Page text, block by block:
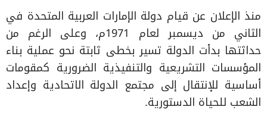
منذ الإعلان عن قيام دولة الإمارات العربية المتحدة في
الثاني من ديسمبر لعام 1971م، وعلى الرغم من
حداثتها بدأت الدولة تسير بخطى ثابتة نحو عملية بناء
المؤسسات التشريعية والتنفيذية الضرورية كمقومات
أساسية للإنتقال إلى مجتمع الدولة الاتحادية وإعداد
الشعب للحياة الدستورية.